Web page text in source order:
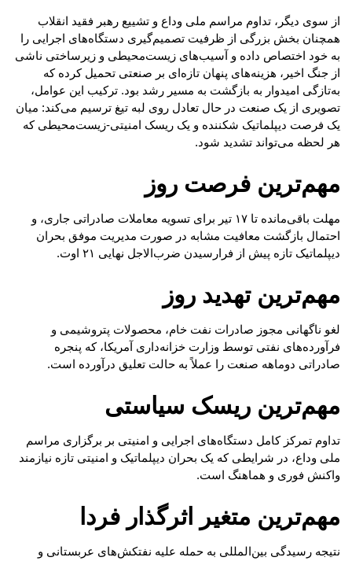
از سوی دیگر، تداوم مراسم ملی وداع و تشییع رهبر فقید انقلاب
همچنان بخش بزرگی از ظرفیت تصمیم‌گیری دستگاه‌های اجرایی را
به خود اختصاص داده و آسیب‌های زیست‌محیطی و زیرساختی ناشی
از جنگ اخیر، هزینه‌های پنهان تازه‌ای بر صنعتی تحمیل کرده که
به‌تازگی امیدوار به بازگشت به مسیر رشد بود. ترکیب این عوامل،
تصویری از یک صنعت در حال تعادل روی لبه تیغ ترسیم می‌کند: میان
یک فرصت دیپلماتیک شکننده و یک ریسک امنیتی-زیست‌محیطی که
هر لحظه می‌تواند تشدید شود.
مهم‌ترین فرصت روز
مهلت باقی‌مانده تا ۱۷ تیر برای تسویه معاملات صادراتی جاری، و
احتمال بازگشت معافیت مشابه در صورت مدیریت موفق بحران
دیپلماتیک تازه پیش از فرارسیدن ضرب‌الاجل نهایی ۲۱ اوت.
مهم‌ترین تهدید روز
لغو ناگهانی مجوز صادرات نفت خام، محصولات پتروشیمی و
فرآورده‌های نفتی توسط وزارت خزانه‌داری آمریکا، که پنجره
صادراتی دوماهه صنعت را عملاً به حالت تعلیق درآورده است.
مهم‌ترین ریسک سیاستی
تداوم تمرکز کامل دستگاه‌های اجرایی و امنیتی بر برگزاری مراسم
ملی وداع، در شرایطی که یک بحران دیپلماتیک و امنیتی تازه نیازمند
واکنش فوری و هماهنگ است.
مهم‌ترین متغیر اثرگذار فردا
نتیجه رسیدگی بین‌المللی به حمله علیه نفتکش‌های عربستانی و